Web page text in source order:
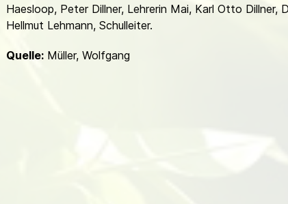
Haesloop, Peter Dillner, Lehrerin Mai, Karl Otto
Hellmut Leh­mann, Schulleiter.
Quelle:Müller, Wolfgang